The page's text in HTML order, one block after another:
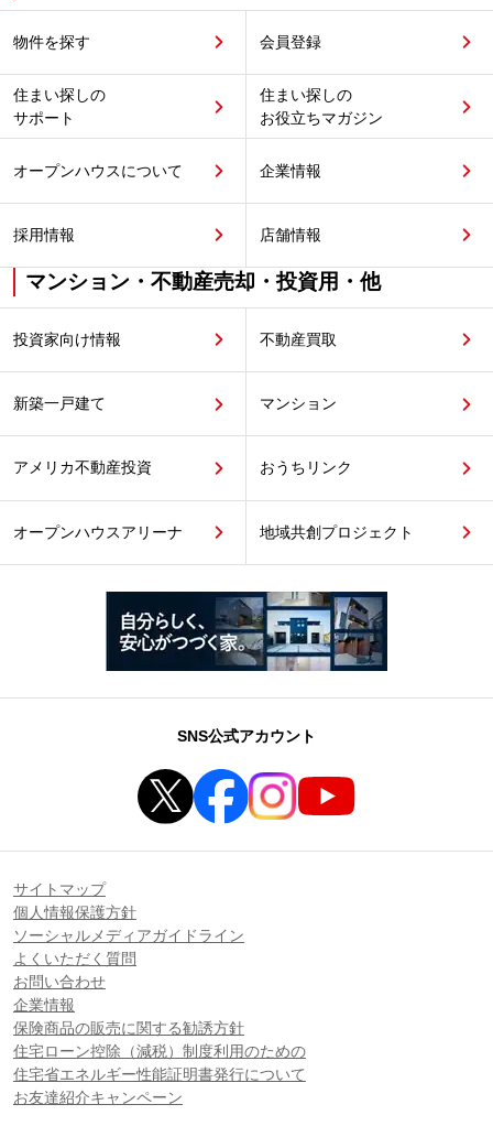
物件を探す 会員登録
住まい探しの
サポート
住まい探しの
お役立ちマガジン
オープンハウスについて 企業情報
採用情報 店舗情報
マンション・不動産売却・投資用・他
投資家向け情報 不動産買取
新築一戸建て マンション
アメリカ不動産投資 おうちリンク
オープンハウスアリーナ 地域共創プロジェクト
SNS公式アカウント
サイトマップ
個人情報保護方針
ソーシャルメディアガイドライン
よくいただく質問
お問い合わせ
企業情報
保険商品の販売に関する勧誘方針
住宅ローン控除（減税）制度利用のための
住宅省エネルギー性能証明書発行について
お友達紹介キャンペーン